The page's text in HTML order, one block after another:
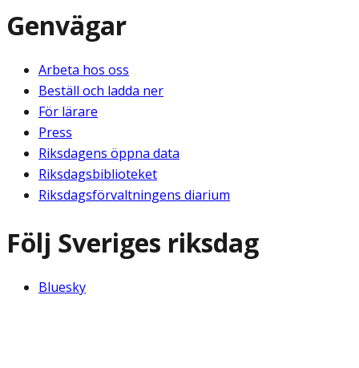
Genvägar
Arbeta hos oss
Beställ och ladda ner
För lärare
Press
Riksdagens öppna data
Riksdagsbiblioteket
Riksdagsförvaltningens diarium
Följ Sveriges riksdag
Bluesky